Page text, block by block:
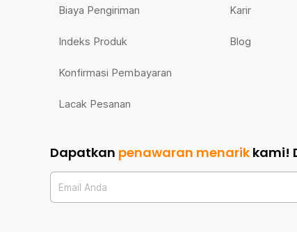
Biaya Pengiriman
Indeks Produk
Konfirmasi Pembayaran
Lacak Pesanan
Karir
Blog
Dapatkan penawaran menarik kami!
Email Anda